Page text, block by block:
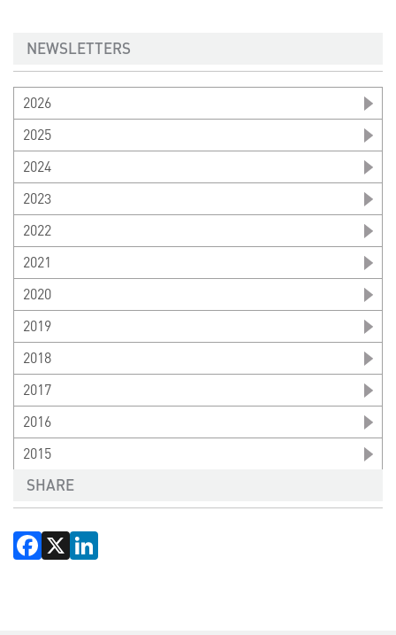
NEWSLETTERS
2026
2025
2024
2023
2022
2021
2020
2019
2018
2017
2016
2015
SHARE
Facebook
X